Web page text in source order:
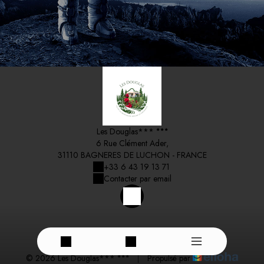
Les Douglas***
6 Rue Clément Ader,
31110 BAGNERES DE LUCHON - FRANCE
+33 6 43 19 13 71
Contacter par email
© 2026 Les Douglas*** | Propulsé par